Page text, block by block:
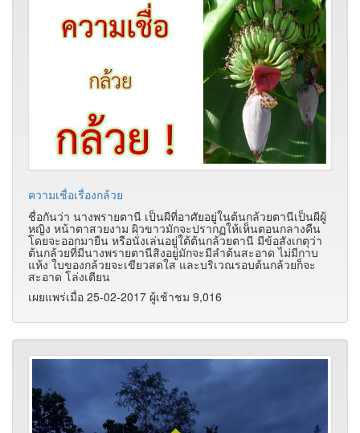
ความเชื่อเรื่องกล้วย
ชื่อกันว่า นางพรายตานี เป็นผีที่อาศัยอยู่ในต้นกล้วยตานีเป็นผีผู้
หญิง หน้าตาสวยงาม ผิวขาวมักจะปรากฏให้เห็นตอนกลางคืน
โดยจะออกมายืน หรือนั่งเล่นอยู่ใต้ต้นกล้วยตานี มีข้อสังเกตุว่า
ต้นกล้วยที่มีนางพรายตานีสิงอยู่มักจะมีลำต้นสะอาด ไม่มีกาบ
แห้ง ใบของกล้วยจะเขียวสดใส และบริเวณรอบต้นกล้วยก็จะ
สะอาด โล่งเตียน
เผยแพร่เมื่อ 25-02-2017 ผู้เช้าชม 9,016